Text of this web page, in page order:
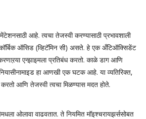
आहे. त्वचा तेजस्वी करण्यासाठी प्रभावशाली
ऑसिड (व्हिटॅमिन सी) असते. हे एक अँटिऑक्सिडेंट
एन्झाइमला प्रतिबंध करतो. काळे डाग आणि
हा आणखी एक घटक आहे. या व्यतिरिक्त,
आणि तेजस्वी त्वचा मिळण्यास मदत होते.
ओलावा वाढवतात. ते नियमित मॉइश्चरायझर्ससोबत